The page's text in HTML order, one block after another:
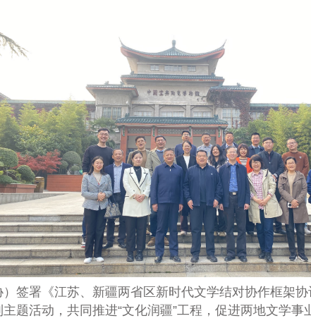
签署《江苏、新疆两省区新时代文学结对协作框架协
题活动， 共同推进“文化润疆”工程，促进两地文学事